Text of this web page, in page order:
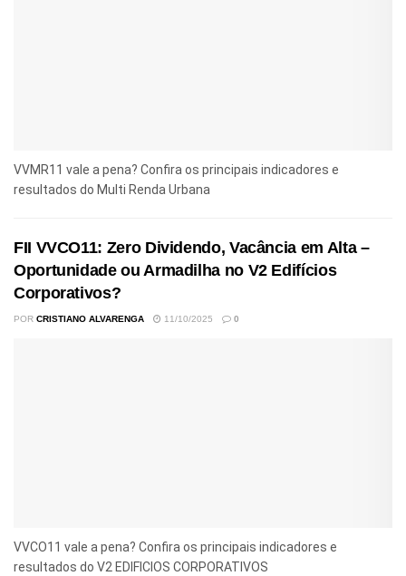
VVMR11 vale a pena? Confira os principais indicadores e
resultados do Multi Renda Urbana
FII VVCO11: Zero Dividendo, Vacância em Alta –
Oportunidade ou Armadilha no V2 Edifícios
Corporativos?
POR CRISTIANO ALVARENGA 11/10/2025 0
VVCO11 vale a pena? Confira os principais indicadores e
resultados do V2 EDIFICIOS CORPORATIVOS